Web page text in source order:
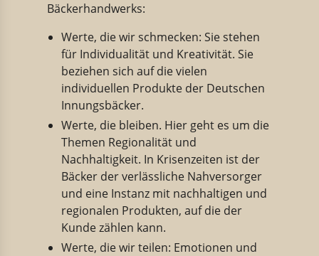
Bäckerhandwerks:
Werte, die wir schmecken: Sie stehen
für Individualität und Kreativität. Sie
beziehen sich auf die vielen
individuellen Produkte der Deutschen
Innungsbäcker.
Werte, die bleiben. Hier geht es um die
Themen Regionalität und
Nachhaltigkeit. In Krisenzeiten ist der
Bäcker der verlässliche Nahversorger
und eine Instanz mit nachhaltigen und
regionalen Produkten, auf die der
Kunde zählen kann.
Werte, die wir teilen: Emotionen und